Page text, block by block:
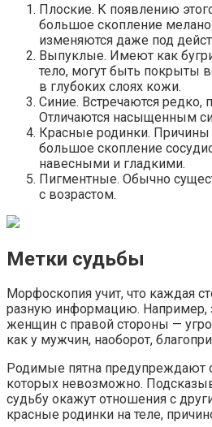
Плоские. К появлению
большое скопление
изменяются даже под
Выпуклые. Имеют как
тело, могут быть покрыты
в глубоких слоях кожи.
Синие. Встречаются редко,
Отличаются насыщенным
Красные родинки. Причины
большое скопление
навесными и гладкими.
Пигментные. Обычно
с возрастом.
Метки судьбы
Морфоскопия учит, что каждая
разную информацию. Например,
женщин с правой стороны —
как у мужчин, наоборот,
Родимые пятна предупреждают
которых невозможно.
судьбу окажут отношения с
красные родинки на теле,